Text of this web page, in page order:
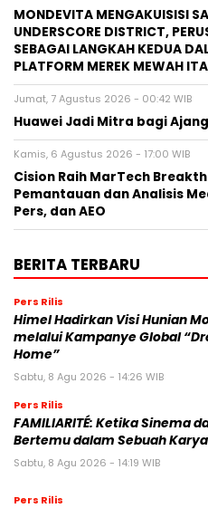
MONDEVITA MENGAKUISISI
UNDERSCORE DISTRICT,
SEBAGAI LANGKAH KEDUA
PLATFORM MEREK MEWAH
Jumat, 7 Agustus 2026 - 00:42 WIB
Huawei Jadi Mitra bagi Ajang
Kamis, 6 Agustus 2026 - 17:00 WIB
Cision Raih MarTech
Pemantauan dan Analisis
Pers, dan AEO
BERITA TERBARU
Pers Rilis
Himel Hadirkan Visi Hunian
melalui Kampanye Global
Home”
Sabtu, 8 Agu 2026 - 14:26 WIB
Pers Rilis
FAMILIARITÉ: Ketika Sinema
Bertemu dalam Sebuah
Sabtu, 8 Agu 2026 - 14:19 WIB
Pers Rilis